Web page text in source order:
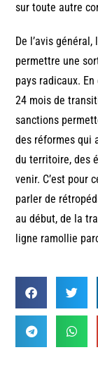
sur toute autre
De l’avis
permettre une
pays radicaux.
24 mois de
sanctions
des réformes qui
du territoire, des
venir. C’est pour
parler de
au début, de la
ligne ramollie